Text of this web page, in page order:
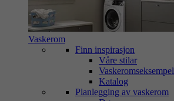
Vaskerom
Finn inspirasjon
Våre stilar
Vaskeromseksempel
Katalog
Planlegging av vaskerom